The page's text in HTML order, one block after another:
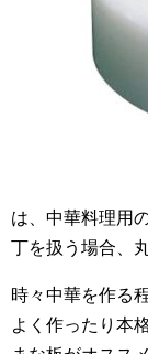
は、中華料理用
丁を扱う場合、
時々中華を作る
よく作ったり本